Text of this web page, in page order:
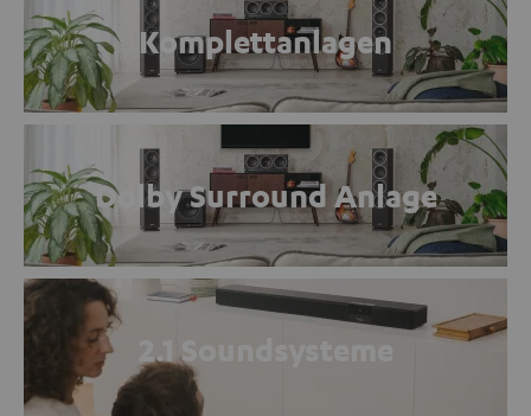
Komplettanlagen
Dolby Surround Anlage
2.1 Soundsysteme